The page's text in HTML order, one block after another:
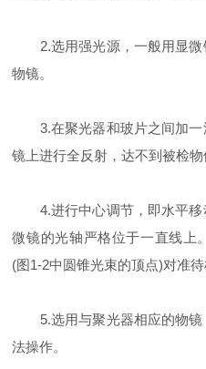
2.选用强光源，一般用显微
物镜。
3.在聚光器和玻片之间加一
镜上进行全反射，达不到被检物
4.进行中心调节，即水平移
微镜的光轴严格位于一直线上
(图1-2中圆锥光束的顶点)对准待
5.选用与聚光器相应的物镜
法操作。